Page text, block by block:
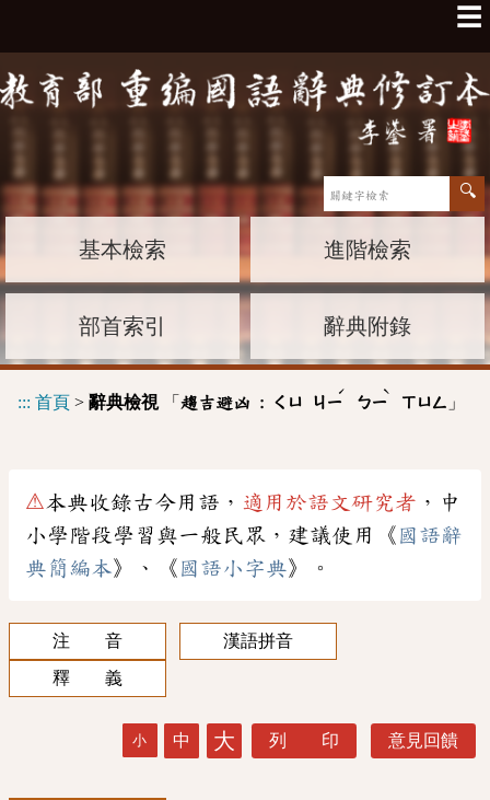
☰
基本檢索 進階檢索
部首索引 辭典附錄
::: 首頁 > 辭典檢視「 趨吉避凶 : ㄑㄩ ㄐㄧ
ˊ
ㄅㄧ
ˋ
ㄒㄩㄥ 」
⚠本典收錄古今用語， 適用於語文研究者 ，中
小學階段學習與一般民眾，建議使用《 國語辭
典簡編本》、《 國語小字典》。
注 音
漢語拼音
釋 義
小 中 大 列 印 意見回饋